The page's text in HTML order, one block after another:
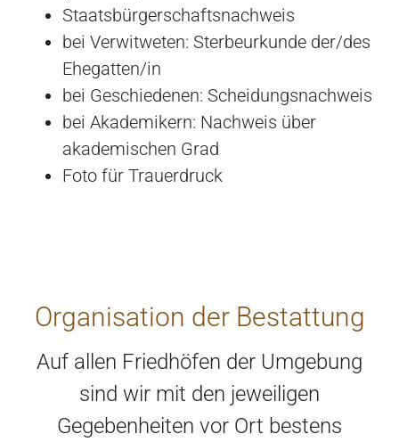
Staatsbürgerschaftsnachweis
bei Verwitweten: Sterbeurkunde der/des
Ehegatten/in
bei Geschiedenen: Scheidungsnachweis
bei Akademikern: Nachweis über
akademischen Grad
Foto für Trauerdruck
Organisation der Bestattung
Auf allen Friedhöfen der Umgebung
sind wir mit den jeweiligen
Gegebenheiten vor Ort bestens